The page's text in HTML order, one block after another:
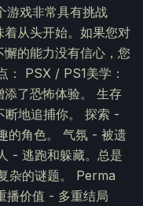
游戏非常具有挑战
从头开始。如果您对
的能力没有信心，您
： PSX / PS1美学：
了恐怖体验。 生存
断地追捕你。 探索 -
的角色。 气氛 - 被遗
- 逃跑和躲藏。总是
杂的谜题。 Perma
播价值 - 多重结局